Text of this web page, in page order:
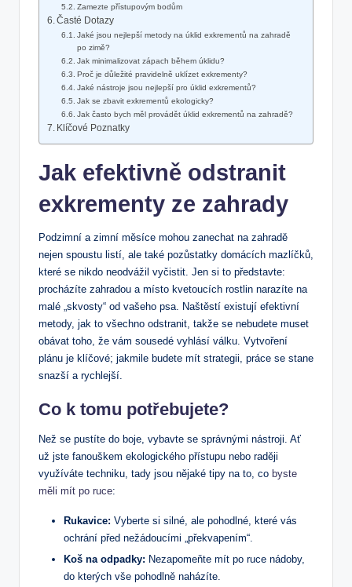
Zamezte přístupovým bodům
Časté Dotazy
Jaké jsou nejlepší metody na úklid exkrementů na zahradě
po zimě?
Jak minimalizovat zápach během úklidu?
Proč je důležité pravidelně uklízet exkrementy?
Jaké nástroje jsou nejlepší pro úklid exkrementů?
Jak se zbavit exkrementů ekologicky?
Jak často bych měl provádět úklid exkrementů na zahradě?
Klíčové Poznatky
Jak efektivně odstranit
exkrementy ze zahrady
Podzimní a zimní měsíce mohou zanechat na zahradě
nejen spoustu listí, ale také pozůstatky domácích mazlíčků,
které se nikdo neodvážil vyčistit. Jen si to představte:
procházíte zahradou a místo kvetoucích rostlin narazíte na
malé „skvosty“ od vašeho psa. Naštěstí existují efektivní
metody, jak to všechno odstranit, takže se nebudete muset
obávat toho, že vám sousedé vyhlásí válku. Vytvoření
plánu je klíčové; jakmile budete mít strategii, práce se stane
snazší a rychlejší.
Co k tomu potřebujete?
Než se pustíte do boje, vybavte se správnými nástroji. Ať
už jste fanouškem ekologického přístupu nebo raději
využíváte techniku, tady jsou nějaké tipy na to, co byste
měli mít po ruce:
Rukavice: Vyberte si silné, ale pohodlné, které vás
ochrání před nežádoucími „překvapením“.
Koš na odpadky: Nezapomeňte mít po ruce nádoby,
do kterých vše pohodlně naházíte.